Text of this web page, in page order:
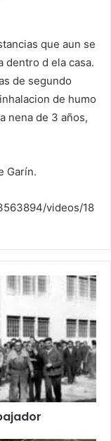
que aun se
dentro d ela casa.
de segundo
de humo
nena de 3 años,
Garín.
videos/18